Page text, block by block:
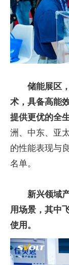
储能展区
术，具备高能
提供更优的全
洲、中东、亚
的性能表现与
名单。
新兴领域
用场景，其中
使用。